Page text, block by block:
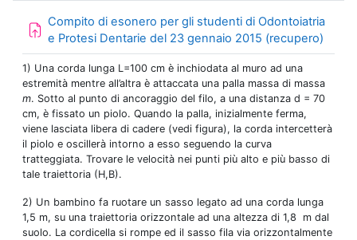
Compito di esonero per gli studenti di Odontoiatria
e Protesi Dentarie del 23 gennaio 2015 (recupero)
1) Una corda lunga L=100 cm è inchiodata al muro ad una
estremità mentre all’altra è attaccata una palla massa di massa
m. Sotto al punto di ancoraggio del filo, a una distanza d = 70
cm, è fissato un piolo. Quando la palla, inizialmente ferma,
viene lasciata libera di cadere (vedi figura), la corda intercetterà
il piolo e oscillerà intorno a esso seguendo la curva
tratteggiata. Trovare le velocità nei punti più alto e più basso di
tale traiettoria (H,B).
2) Un bambino fa ruotare un sasso legato ad una corda lunga
1,5 m, su una traiettoria orizzontale ad una altezza di 1,8 m dal
suolo. La cordicella si rompe ed il sasso fila via orizzontalmente